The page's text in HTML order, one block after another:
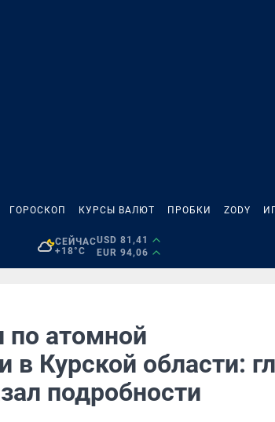
ГОРОСКОП КУРСЫ ВАЛЮТ ПРОБКИ ZODY
СЕЙЧАС
+18°C
USD 81,41
EUR 94,06
атомной
в Курской области:
подробности